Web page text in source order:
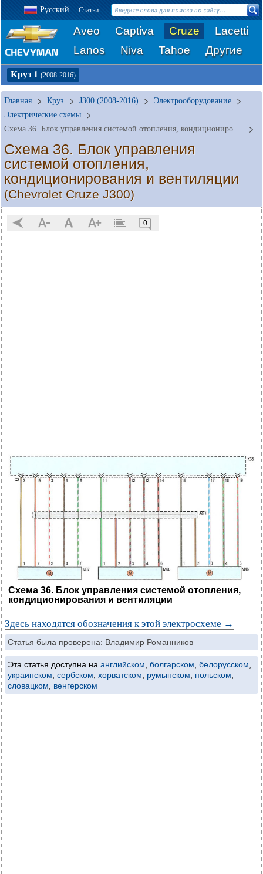
Русский Статьи
Aveo Captiva Cruze
Lacetti
Lanos
Niva Tahoe Другие
Круз 1 (2008-2016)
Главная Круз J300 (2008-2016)
Электрооборудование
Электрические схемы
Схема 36. Блок управления системой отопления, кондиционирования и вентиляции
Схема 36. Блок управления
системой отопления,
кондиционирования и вентиляции
(Chevrolet Cruze J300)
0
Схема 36. Блок управления системой отопления,
кондиционирования и вентиляции
Здесь находятся обозначения к этой электросхеме →
Статья была проверена: Владимир Романников
Эта статья доступна на английском болгарском белорусском
украинском сербском хорватском румынском польском
словацком
венгерском